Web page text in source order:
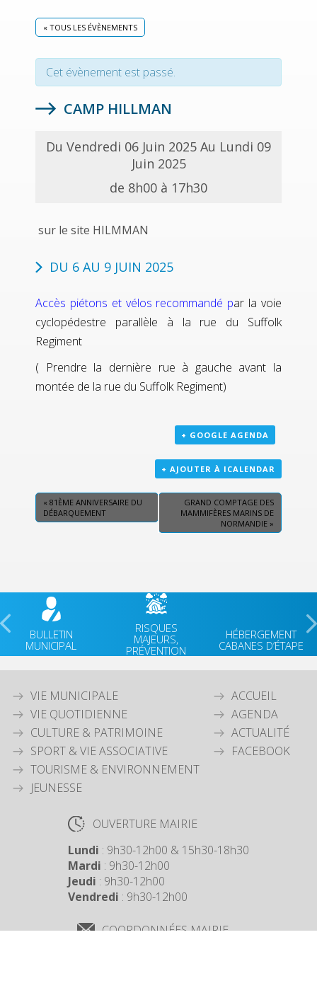
« TOUS LES ÉVÈNEMENTS
Cet évènement est passé.
CAMP HILLMAN
Du Vendredi 06 Juin 2025 Au Lundi 09
Juin 2025
de 8h00 à 17h30
sur le site HILMMAN
DU 6 AU 9 JUIN 2025
Accès piétons et vélos recommandé par la voie
cyclopédestre parallèle à la rue du Suffolk
Regiment
( Prendre la dernière rue à gauche avant la
montée de la rue du Suffolk Regiment)
+ GOOGLE AGENDA
+ AJOUTER À ICALENDAR
« 81ÈME ANNIVERSAIRE DU
DÉBARQUEMENT
GRAND COMPTAGE DES
MAMMIFÈRES MARINS DE
NORMANDIE »
BULLETIN
MUNICIPAL
RISQUES
MAJEURS,
PRÉVENTION
HÉBERGEMENT
CABANES D’ÉTAPE
VIE MUNICIPALE
VIE QUOTIDIENNE
CULTURE & PATRIMOINE
SPORT & VIE ASSOCIATIVE
TOURISME & ENVIRONNEMENT
JEUNESSE
ACCUEIL
AGENDA
ACTUALITÉ
FACEBOOK
OUVERTURE MAIRIE
Lundi : 9h30-12h00 & 15h30-18h30
Mardi : 9h30-12h00
Jeudi : 9h30-12h00
Vendredi : 9h30-12h00
COORDONNÉES MAIRIE